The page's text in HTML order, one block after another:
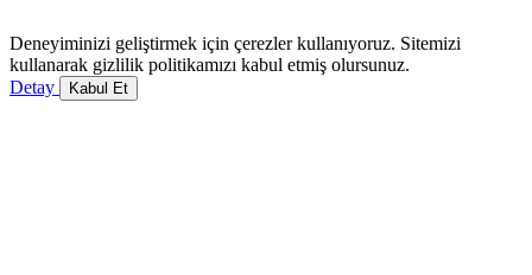
Deneyiminizi geliştirmek için çerezler kullanıyoruz. Sitemizi
kullanarak gizlilik politikamızı kabul etmiş olursunuz.
Detay
Kabul Et